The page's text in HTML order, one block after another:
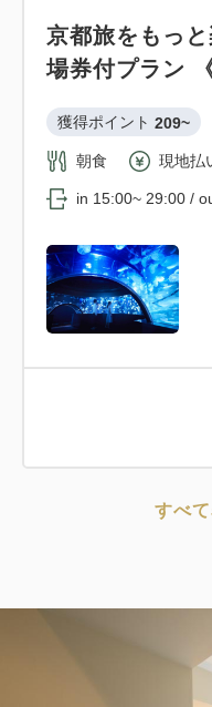
1
会員予約でポイント獲得
京都市地下鉄
プラン 《 素泊
127~
in 15:00~ 29:00 /
京都旅をもっ
場券付プラン
獲得ポイント 209~
朝食 現地払
in 15:00~ 29:00 /
場券付プラン
すべて